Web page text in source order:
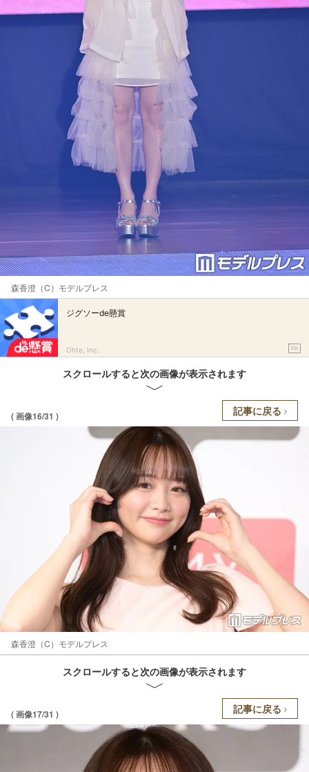
森香澄（C）モデルプレス
ジグソーde懸賞
Ohte, Inc. PR
スクロールすると次の画像が表示されます
( 画像16/31 ) 記事に戻る
森香澄（C）モデルプレス
スクロールすると次の画像が表示されます
( 画像17/31 ) 記事に戻る